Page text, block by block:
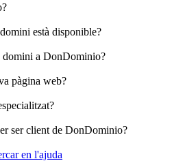
està disponible?
domini a DonDominio?
pàgina web?
ser client de DonDominio?
en l'ajuda